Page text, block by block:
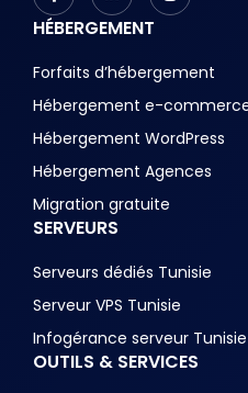
HÉBERGEMENT
Forfaits d’hébergement
Hébergement e-
Hébergement WordPress
Hébergement Agences
Migration gratuite
SERVEURS
Serveurs dédiés Tunisie
Serveur VPS Tunisie
Infogérance serveur Tunisie
OUTILS & SERVICES